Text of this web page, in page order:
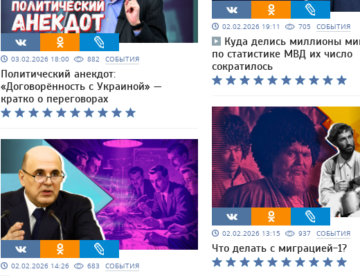
03.02.2026 18:00 882 СОБЫТИЯ
Политический анекдот:
«Договорённость с Украиной» —
кратко о переговорах
02.02.2026 14:26 683 СОБЫТИЯ
02.02.2026 19:11 705 СОБЫТИЯ
Куда делись миллионы
по статистике МВД их число
сократилось
02.02.2026 13:15 937 СОБЫТИЯ
Что делать с миграцией-1?